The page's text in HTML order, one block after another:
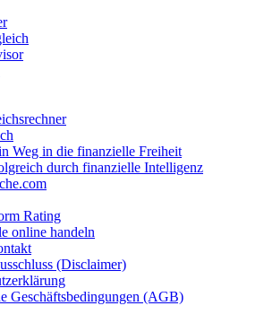
Weg in die finanzielle Freiheit
durch finanzielle Intelligenz
Rating
online handeln
(Disclaimer)
Geschäftsbedingungen (AGB)